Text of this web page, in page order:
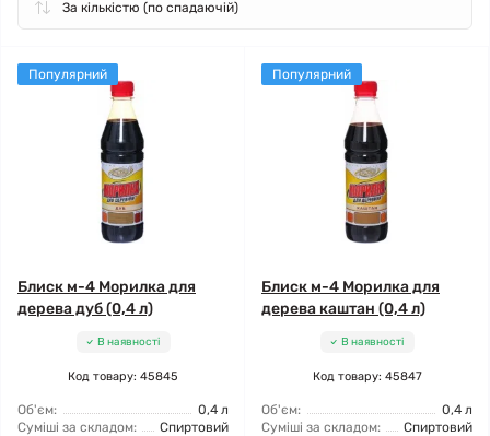
Популярний
Блиск м-4 Морилка для
дерева дуб (0,4 л)
В наявності
Код товару: 45845
Об'єм:
0,4 л
Суміші за складом:
Спиртовий
Популярний
Блиск м-4 Морилка для
дерева каштан (0,4 л)
В наявності
Код товару: 45847
Об'єм:
0,4 л
Суміші за складом:
Спиртовий